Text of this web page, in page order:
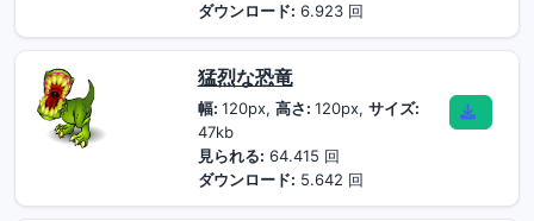
ダウンロード: 6.923 回
猛烈な恐竜
幅: 120px, 高さ: 120px, サイズ:
47kb
見られる: 64.415 回
ダウンロード: 5.642 回